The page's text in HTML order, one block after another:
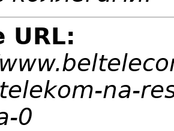
URL:
na-
0